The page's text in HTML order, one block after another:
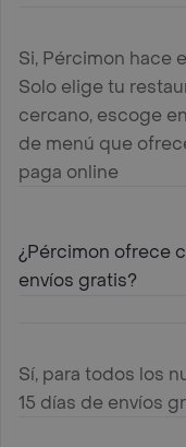
Si, Pércimon hace
Solo elige tu
cercano, escoge
de menú que
paga online
¿Pércimon ofrece
envíos gratis?
Sí, para todos los
15 días de envíos